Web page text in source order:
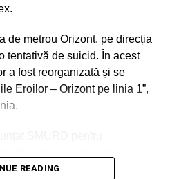
de metrou Orizont, pe direcția
tentativă de suicid. În acest
a fost reorganizată și se
Eroilor – Orizont pe linia 1”,
vor deschide o anchetă de
READING